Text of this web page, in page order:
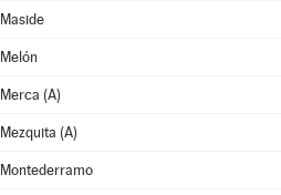
Maside
Melón
Merca (A)
Mezquita (A)
Montederramo